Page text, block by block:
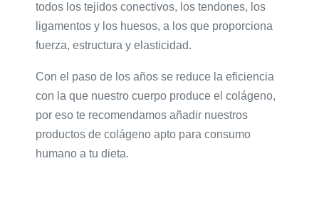
todos los tejidos conectivos, los tendones, los
ligamentos y los huesos, a los que proporciona
fuerza, estructura y elasticidad.
Con el paso de los años se reduce la eficiencia
con la que nuestro cuerpo produce el colágeno,
por eso te recomendamos añadir nuestros
productos de colágeno apto para consumo
humano a tu dieta.